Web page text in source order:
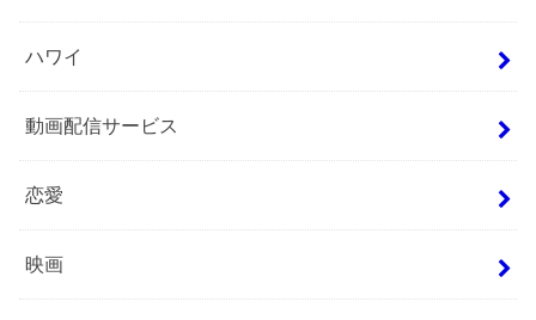
ハワイ
動画配信サービス
恋愛
映画